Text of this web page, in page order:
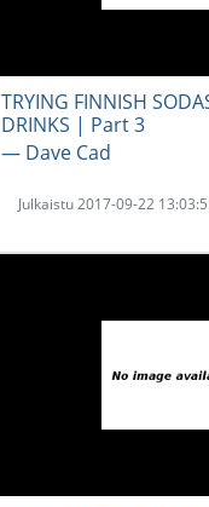
TRYING FINNISH
DRINKS | Part 3
― Dave Cad
Julkaistu 2017-09-22